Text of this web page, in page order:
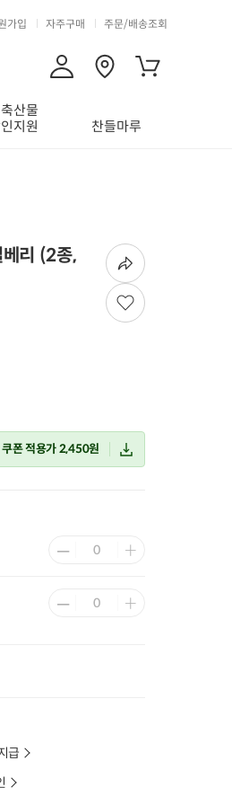
가입 자주구매 주문/배송조회
산물
지원
찬들마루
리 (2종,
쿠폰 적용가 2,450원
급